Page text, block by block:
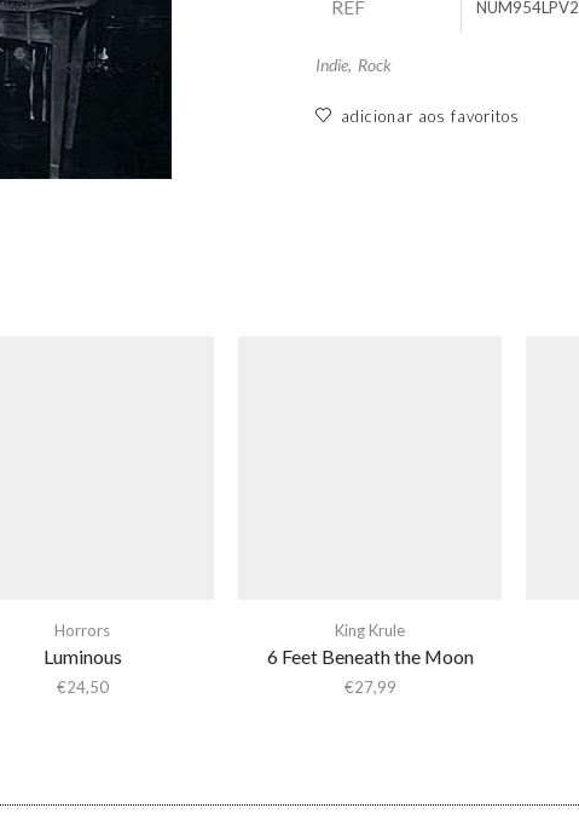
REF NUM954LPV2
Indie, Rock
adicionar aos favoritos
Horrors
Luminous
€24,50
King Krule
6 Feet Beneath the Moon
€27,99